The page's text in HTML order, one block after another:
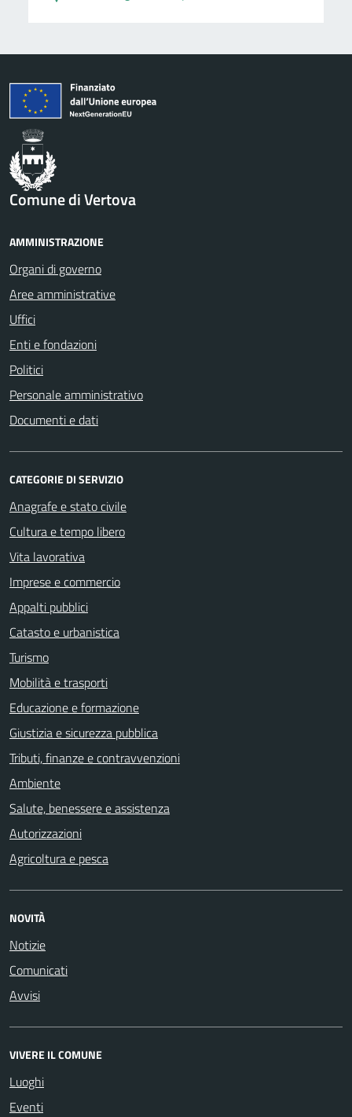
Comune di Vertova
AMMINISTRAZIONE
Organi di governo
Aree amministrative
Uffici
Enti e fondazioni
Politici
Personale amministrativo
Documenti e dati
CATEGORIE DI SERVIZIO
Anagrafe e stato civile
Cultura e tempo libero
Vita lavorativa
Imprese e commercio
Appalti pubblici
Catasto e urbanistica
Turismo
Mobilità e trasporti
Educazione e formazione
Giustizia e sicurezza pubblica
Tributi, finanze e contravvenzioni
Ambiente
Salute, benessere e assistenza
Autorizzazioni
Agricoltura e pesca
NOVITÀ
Notizie
Comunicati
Avvisi
VIVERE IL COMUNE
Luoghi
Eventi